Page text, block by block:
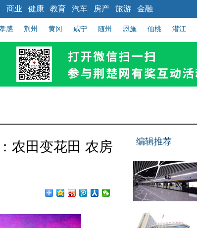
商业 健康 教育 汽车 房产 旅游 金融
感 荆州 黄冈 咸宁 随州 恩施 仙桃 潜江
农田变花田 农房
编辑推荐